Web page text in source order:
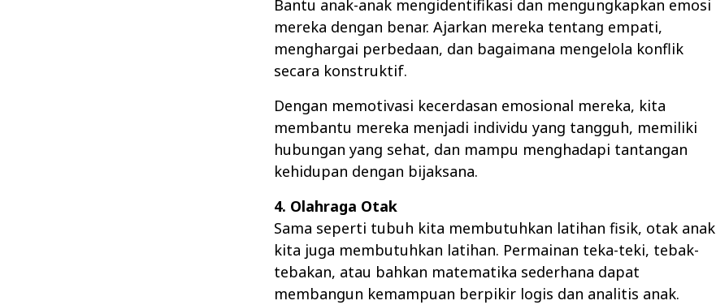
Bantu anak-anak mengidentifikasi dan mengungkapkan emosi
mereka dengan benar. Ajarkan mereka tentang empati,
menghargai perbedaan, dan bagaimana mengelola konflik
secara konstruktif.
Dengan memotivasi kecerdasan emosional mereka, kita
membantu mereka menjadi individu yang tangguh, memiliki
hubungan yang sehat, dan mampu menghadapi tantangan
kehidupan dengan bijaksana.
4. Olahraga Otak
Sama seperti tubuh kita membutuhkan latihan fisik, otak anak
kita juga membutuhkan latihan. Permainan teka-teki, tebak-
tebakan, atau bahkan matematika sederhana dapat
membangun kemampuan berpikir logis dan analitis anak.